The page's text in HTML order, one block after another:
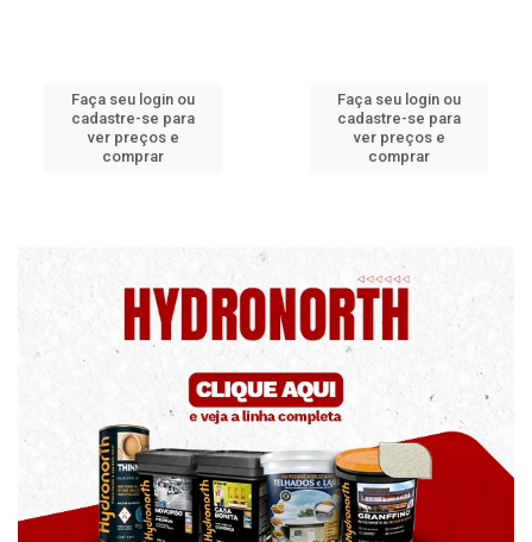
Faça seu login ou
cadastre-se para
ver preços e
comprar
Faça seu login ou
cadastre-se para
ver preços e
comprar